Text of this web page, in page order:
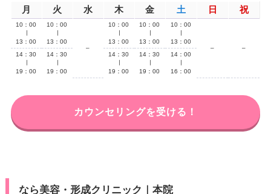
月 火 水 木 金 土 日 祝
10：00
13：00
10：00
13：00
–
10：00
13：00
10：00
13：00
10：00
13：00
–
–
14：30
19：00
14：30
19：00
14：30
19：00
14：30
19：00
14：00
16：00
カウンセリングを受ける！
なら美容・形成クリニック｜本院